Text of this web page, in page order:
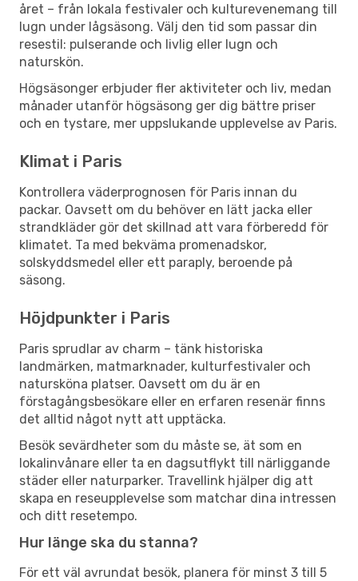
året – från lokala festivaler och kulturevenemang till
lugn under lågsäsong. Välj den tid som passar din
resestil: pulserande och livlig eller lugn och
naturskön.
Högsäsonger erbjuder fler aktiviteter och liv, medan
månader utanför högsäsong ger dig bättre priser
och en tystare, mer uppslukande upplevelse av Paris.
Klimat i Paris
Kontrollera väderprognosen för Paris innan du
packar. Oavsett om du behöver en lätt jacka eller
strandkläder gör det skillnad att vara förberedd för
klimatet. Ta med bekväma promenadskor,
solskyddsmedel eller ett paraply, beroende på
säsong.
Höjdpunkter i Paris
Paris sprudlar av charm – tänk historiska
landmärken, matmarknader, kulturfestivaler och
natursköna platser. Oavsett om du är en
förstagångsbesökare eller en erfaren resenär finns
det alltid något nytt att upptäcka.
Besök sevärdheter som du måste se, ät som en
lokalinvånare eller ta en dagsutflykt till närliggande
städer eller naturparker. Travellink hjälper dig att
skapa en reseupplevelse som matchar dina intressen
och ditt resetempo.
Hur länge ska du stanna?
För ett väl avrundat besök, planera för minst 3 till 5